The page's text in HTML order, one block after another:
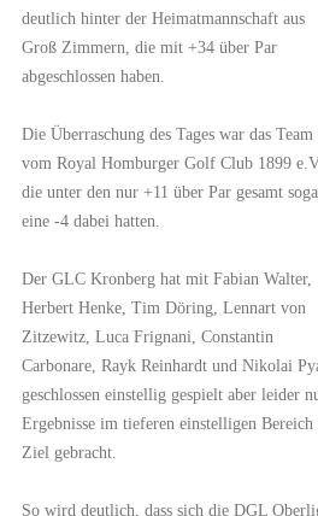
deutlich hinter der Heimatmannschaft aus
Groß Zimmern, die mit +34 über Par
abgeschlossen haben.
Die Überraschung des Tages war das Team
vom Royal Homburger Golf Club 1899
die unter den nur +11 über Par gesamt
eine -4 dabei hatten.
Der GLC Kronberg hat mit Fabian Walter,
Herbert Henke, Tim Döring, Lennart von
Zitzewitz, Luca Frignani, Constantin
Carbonare, Rayk Reinhardt und Nikolai
geschlossen einstellig gespielt aber leider
Ergebnisse im tieferen einstelligen Bereich
Ziel gebracht.
So wird deutlich, dass sich die DGL